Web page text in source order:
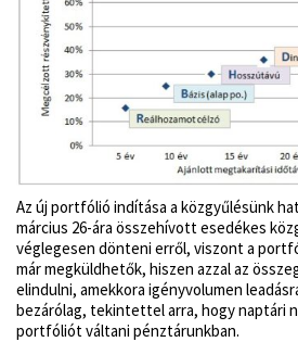
Az új portfólió indítása a közgyűlésünk
március 26-ára összehívott esedékes
véglegesen dönteni erről, viszont a
már megküldhetők, hiszen azzal az
elindulni, amekkora igényvolumen
bezárólag, tekintettel arra, hogy naptári
portfóliót váltani pénztárunkban.